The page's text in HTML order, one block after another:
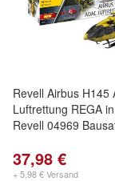
Revell Airbus H145
Luftrettung REGA
Revell 04969
37,98 €
+ 5,98 € Versand